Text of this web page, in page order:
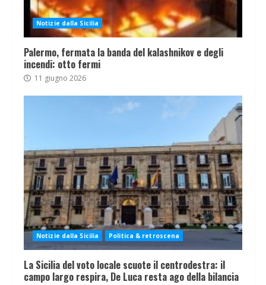
Notizie dalla Sicilia
Palermo, fermata la banda del kalashnikov e degli
incendi: otto fermi
11 giugno 2026
Notizie dalla Sicilia Politica & retroscena
La Sicilia del voto locale scuote il centrodestra: il
campo largo respira, De Luca resta ago della bilancia